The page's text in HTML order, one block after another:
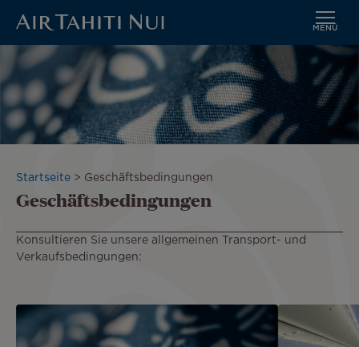
Zum
Hauptinhalt
wechseln
MENÜ
Pfadnavigation
Startseite Geschäftsbedingungen
Geschäftsbedingungen
Konsultieren Sie unsere allgemeinen Transport- und
Verkaufsbedingungen: